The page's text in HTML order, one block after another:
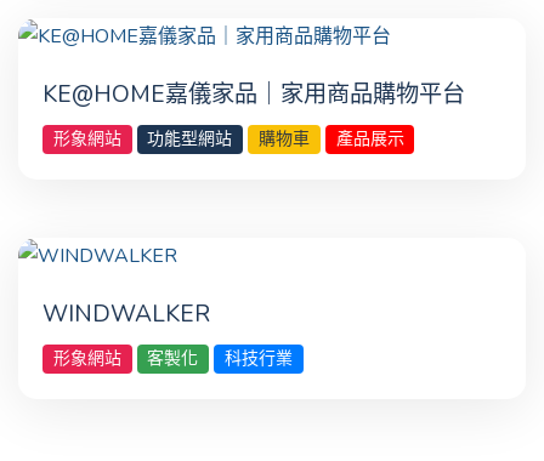
KE@HOME嘉儀家品｜家用商品購物平台
形象網站 功能型網站 購物車 產品展示
WINDWALKER
形象網站 客製化 科技行業